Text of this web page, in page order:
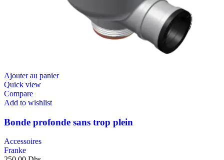
Ajouter au panier
Quick view
Compare
Add to wishlist
Bonde profonde sans trop plein
Accessoires
Franke